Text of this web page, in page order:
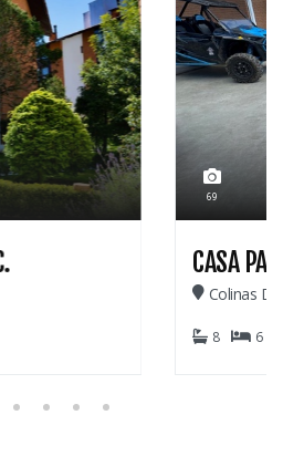
VENDA
De Capivari - Campos Do Jordão
420m2